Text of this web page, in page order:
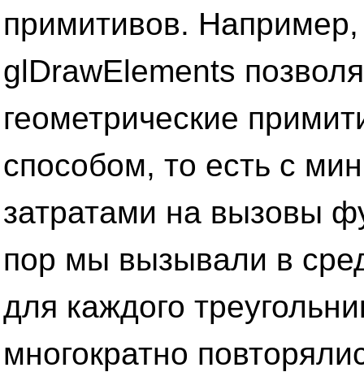
примитивов.
glDrawElements
геометрические
способом, то есть с
затратами на вызовы
пор мы вызывали в
для каждого
многократно